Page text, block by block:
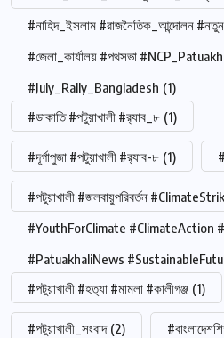
#নাহিদ_ইসলাম #রাজনৈতিক_আন্দোলন
#জেলা_কার্যালয় #পথসভা
#July_Rally_Bangladesh (1)
#ডাকাতি #পটুয়াখালী #র‍্যাব_৮ (1)
#দূর্গাপুজা #পটুয়াখালী #র‍্যাব-৮ (1)
#পটুয়াখালী #জলবায়ুপরিবর্তন
#YouthForClimate #ClimateAction
#PatuakhaliNews
#পটুয়াখালী #হত্যা #মামলা #কালীগঞ্জ (1)
#পটুয়াখালী_সংবাদ (2)